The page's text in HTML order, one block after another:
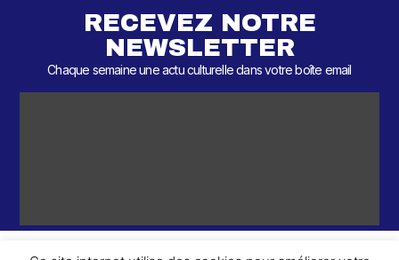
RECEVEZ NOTRE
NEWSLETTER
Chaque semaine une actu culturelle dans votre boîte email